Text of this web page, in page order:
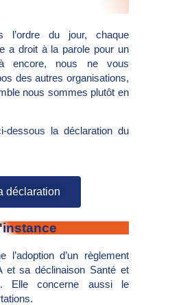
l’ordre du jour, chaque
a droit à la parole pour un
encore, nous ne vous
des autres organisations,
nous sommes plutôt en
dessous la déclaration du
déclaration
l’adoption d’un règlement
et sa déclinaison Santé et
Elle concerne aussi le